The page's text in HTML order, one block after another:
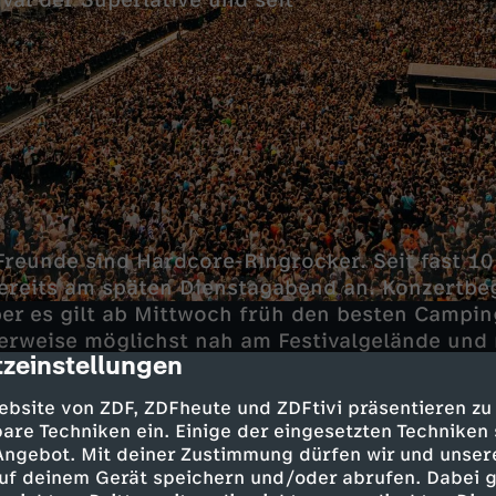
von ZDF, ZDFheute und ZDFtivi präsentieren
Techniken ein. Einige der eingesetzten
Mit deiner Zustimmung dürfen wir und
deinem Gerät speichern und/oder abrufen. Dabei
sind Hardcore-Ringrocker. Seit fast
am späten Dienstagabend an.
es gilt ab Mittwoch früh den besten
möglichst nah am Festivalgelände
Supermarkt. Denn eins brauchen
die ersten Konzerte beginnen, wird es auch
stressig. Armin Link arbeitet seit 35 Jahren